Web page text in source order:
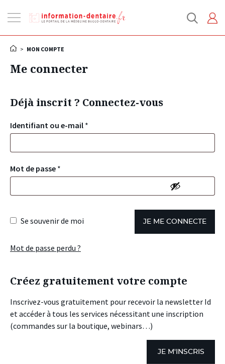
la
> MON COMPTE
Me connecter
Déjà inscrit ? Connectez-vous
Identifiant ou e-mail *
Mot de passe *
Se souvenir de moi JE ME CONNECTE
Mot de passe perdu ?
Créez gratuitement votre compte
Inscrivez-vous gratuitement pour recevoir la newsletter Id
et accéder à tous les services nécessitant une inscription
(commandes sur la boutique, webinars…)
JE M'INSCRIS